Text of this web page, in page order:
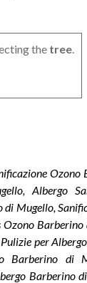
the tree.
Ozono
Albergo
Mugello,
per
Barberino di
Barberino